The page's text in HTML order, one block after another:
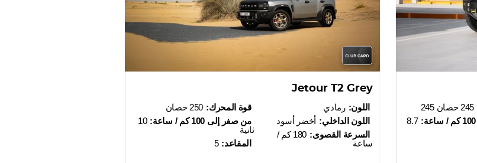
Jetour T2 Grey
قوة المحرك: 250 حصان
من صفر إلى 100 كم / ساعة:
10
ثانية
المقاعد: 5
اللون: رمادي
اللون الداخلي: أخضر أسود
السرعة القصوى:
180 كم /
ساعة
245 حصان 245
8.7